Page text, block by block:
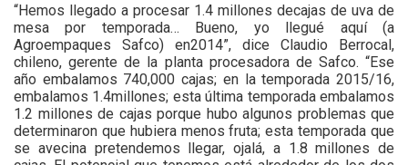
“Hemos llegado a procesar 1.4 millones decajas de uva de
mesa por temporada… Bueno, yo llegué aquí (a
Agroempaques Safco) en2014”, dice Claudio Berrocal,
chileno, gerente de la planta procesadora de Safco. “Ese
año embalamos 740,000 cajas; en la temporada 2015/16,
embalamos 1.4millones; esta última temporada embalamos
1.2 millones de cajas porque hubo algunos problemas que
determinaron que hubiera menos fruta; esta temporada que
se avecina pretendemos llegar, ojalá, a 1.8 millones de